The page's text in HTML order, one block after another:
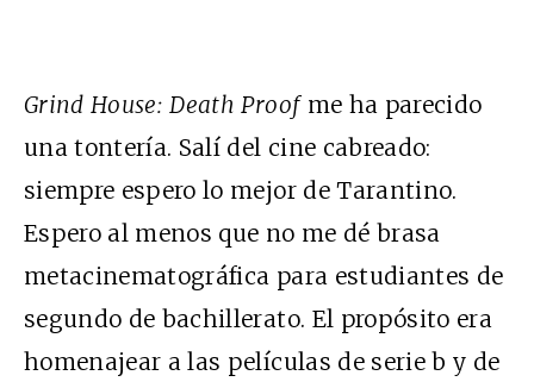
Grind House: Death Proofme ha parecido
una tontería. Salí del cine cabreado:
siempre espero lo mejor de Tarantino.
Espero al menos que no me dé brasa
metacinematográfica para estudiantes de
segundo de bachillerato. El propósito era
homenajear a las películas de serie b y de